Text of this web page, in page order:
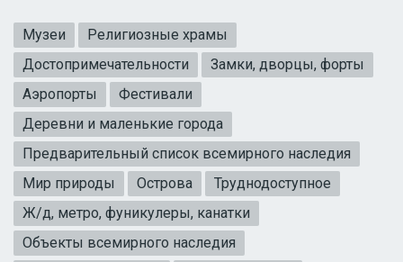
Музеи
Религиозные храмы
Достопримечательности
Замки, дворцы, форты
Аэропорты
Фестивали
Деревни и маленькие города
Предварительный список всемирного наследия
Мир природы
Острова
Труднодоступное
Ж/д, метро, фуникулеры, канатки
Объекты всемирного наследия